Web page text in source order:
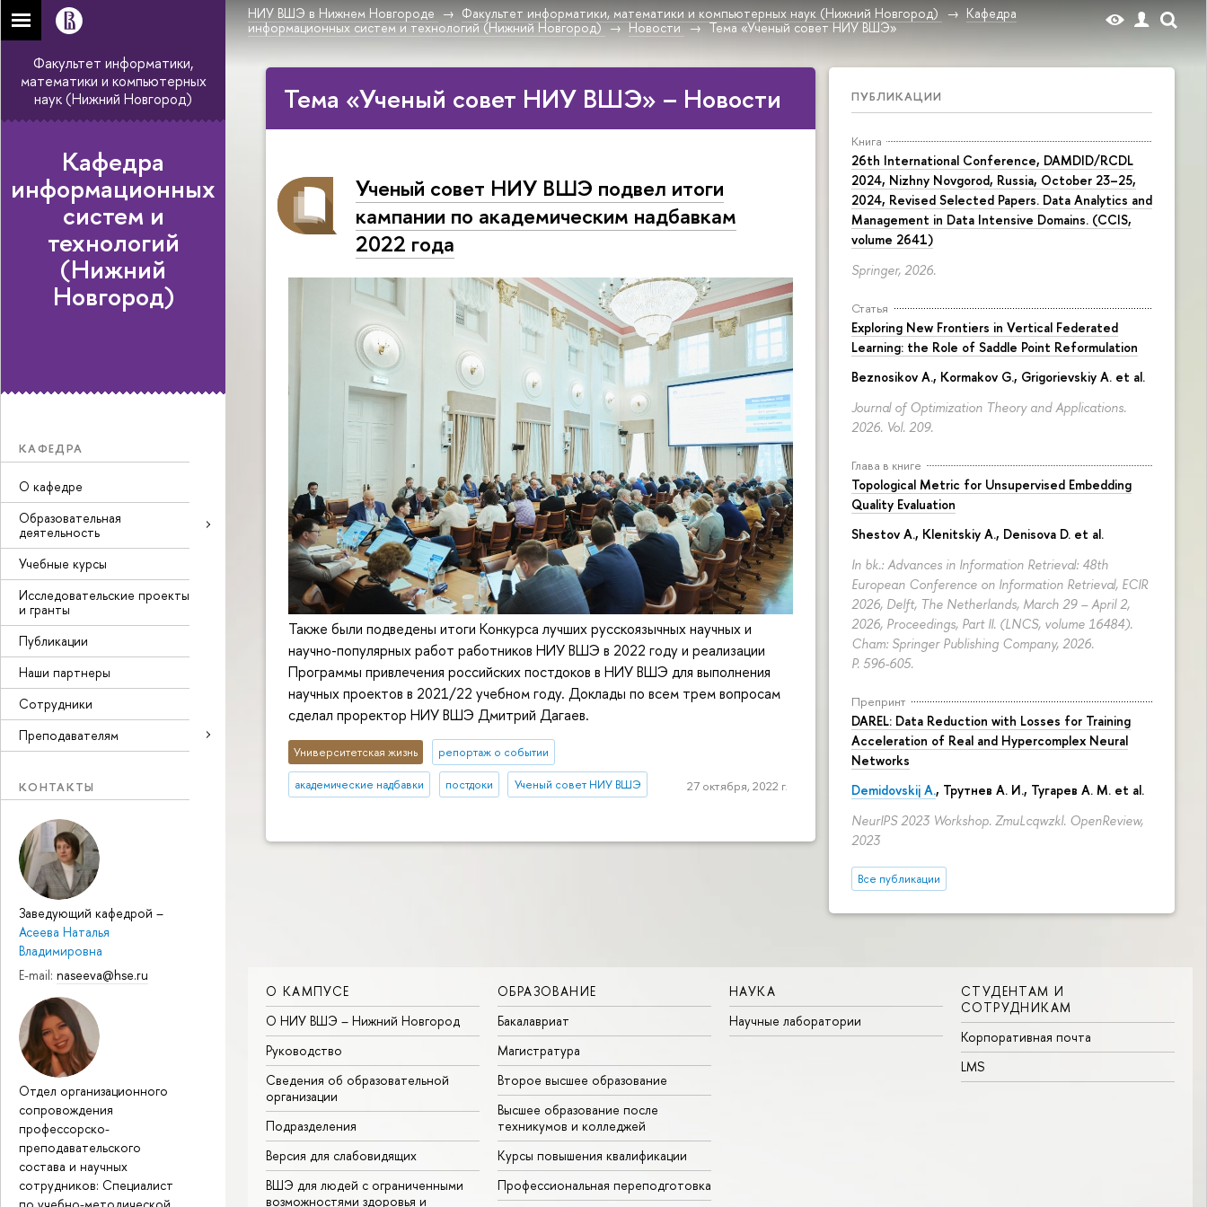
НИУ ВШЭ в Нижнем Новгороде Факультет информатики, математики и компьютерных наук (Нижний Новгород)
Кафедра
информационных систем и технологий (Нижний Новгород)
Новости Тема «Ученый совет НИУ ВШЭ»
Факультет информатики,
математики и компьютерных
наук (Нижний Новгород)
Кафедра
информационных
систем и
технологий
(Нижний
Новгород)
КАФЕДРА
О кафедре
Образовательная
деятельность
Учебные курсы
Исследовательские проекты
и гранты
Публикации
Наши партнеры
Сотрудники
Преподавателям
КОНТАКТЫ
Заведующий кафедрой –
Асеева Наталья
Владимировна
E-mail: naseeva@hse.ru
Отдел организационного
сопровождения
профессорско-
преподавательского
состава и научных
сотрудников: Специалист
по учебно-методической
ПУБЛИКАЦИИ
Книга
26th International Conference, DAMDID/RCDL
2024, Nizhny Novgorod, Russia, October 23–25,
2024, Revised Selected Papers. Data Analytics and
Management in Data Intensive Domains. (CCIS,
volume 2641)
Springer, 2026.
Статья
Exploring New Frontiers in Vertical Federated
Learning: the Role of Saddle Point Reformulation
Beznosikov A., Kormakov G., Grigorievskiy A. et al.
Journal of Optimization Theory and Applications.
2026. Vol. 209.
Глава в книге
Topological Metric for Unsupervised Embedding
Quality Evaluation
Shestov A., Klenitskiy A., Denisova D. et al.
In bk.: Advances in Information Retrieval: 48th
European Conference on Information Retrieval, ECIR
2026, Delft, The Netherlands, March 29 – April 2,
2026, Proceedings, Part II. (LNCS, volume 16484).
Cham: Springer Publishing Company, 2026.
P. 596-605.
Препринт
DAREL: Data Reduction with Losses for Training
Acceleration of Real and Hypercomplex Neural
Networks
Demidovskij A., Трутнев А. И., Тугарев А. М. et al.
NeurIPS 2023 Workshop. ZmuLcqwzkl. OpenReview,
2023
Все публикации
Тема «Ученый совет НИУ ВШЭ» – Новости
Ученый совет НИУ ВШЭ подвел итоги
кампании по академическим надбавкам
2022 года
Также были подведены итоги Конкурса лучших русскоязычных научных и
научно-популярных работ работников НИУ ВШЭ в 2022 году и реализации
Программы привлечения российских постдоков в НИУ ВШЭ для выполнения
научных проектов в 2021/22 учебном году. Доклады по всем трем вопросам
сделал проректор НИУ ВШЭ Дмитрий Дагаев.
Университетская жизнь репортаж о событии
академические надбавки постдоки Ученый совет НИУ ВШЭ 27 октября, 2022 г.
О КАМПУСЕ
О НИУ ВШЭ – Нижний Новгород
Руководство
Сведения об образовательной
организации
Подразделения
Версия для слабовидящих
ВШЭ для людей с ограниченными
возможностями здоровья и
ОБРАЗОВАНИЕ
Бакалавриат
Магистратура
Второе высшее образование
Высшее образование после
техникумов и колледжей
Курсы повышения квалификации
Профессиональная переподготовка
НАУКА
Научные лаборатории
СТУДЕНТАМ И
СОТРУДНИКАМ
Корпоративная почта
LMS